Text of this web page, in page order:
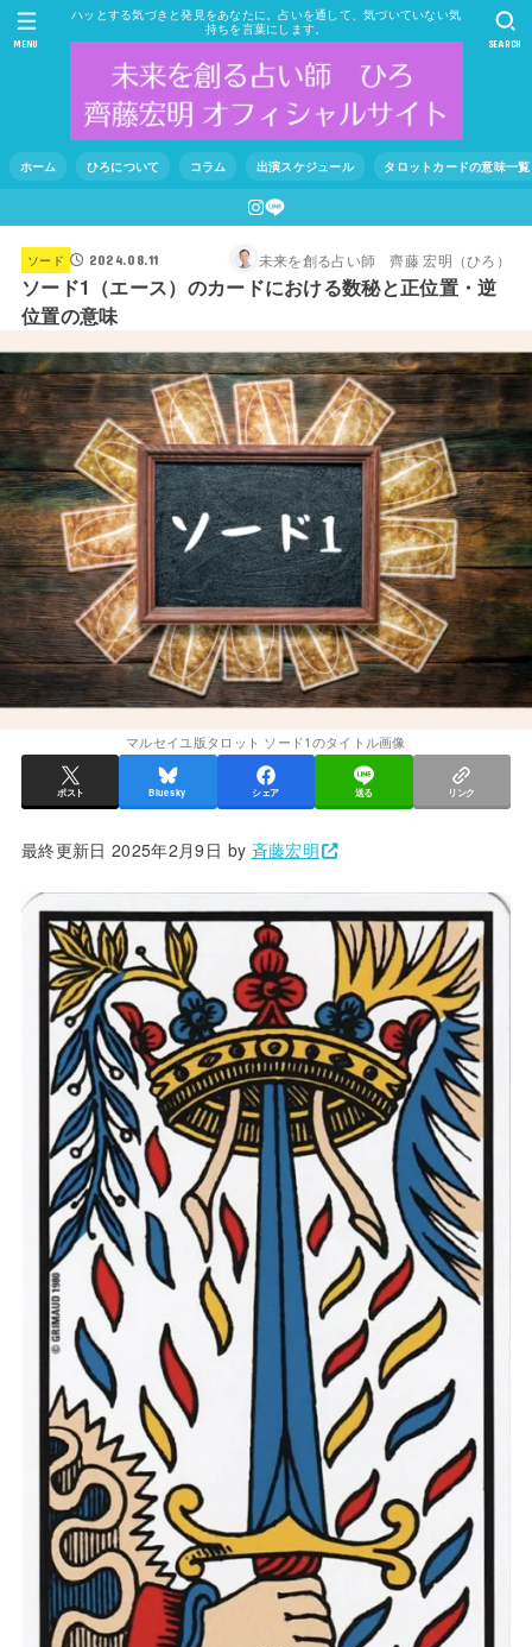
ハッとする気づきと発見をあなたに。占いを通して、気づいていない気
持ちを言葉にします。
ホーム ひろについて コラム 出演スケジュール タロットカードの意味一覧
SEARCH
MENU
ソード 2024.08.11 未来を創る占い師 齊藤 宏明（ひろ）
ソード1（エース）のカードにおける数秘と正位置・逆
位置の意味
マルセイユ版タロット ソード1のタイトル画像
ポスト Bluesky シェア 送る リンク
最終更新日 2025年2月9日 by 斉藤宏明